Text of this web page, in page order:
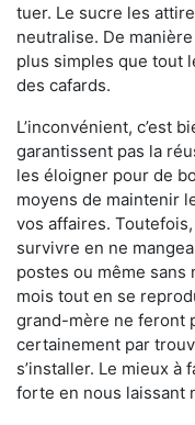
tuer. Le sucre les
neutralise. De
plus simples que tout
des cafards.
L’inconvénient, c’est
garantissent pas la
les éloigner pour de
moyens de maintenir
vos affaires.
survivre en ne
postes ou même sans
mois tout en se
grand-mère ne feront
certainement par
s’installer. Le mieux à
forte en nous laissant